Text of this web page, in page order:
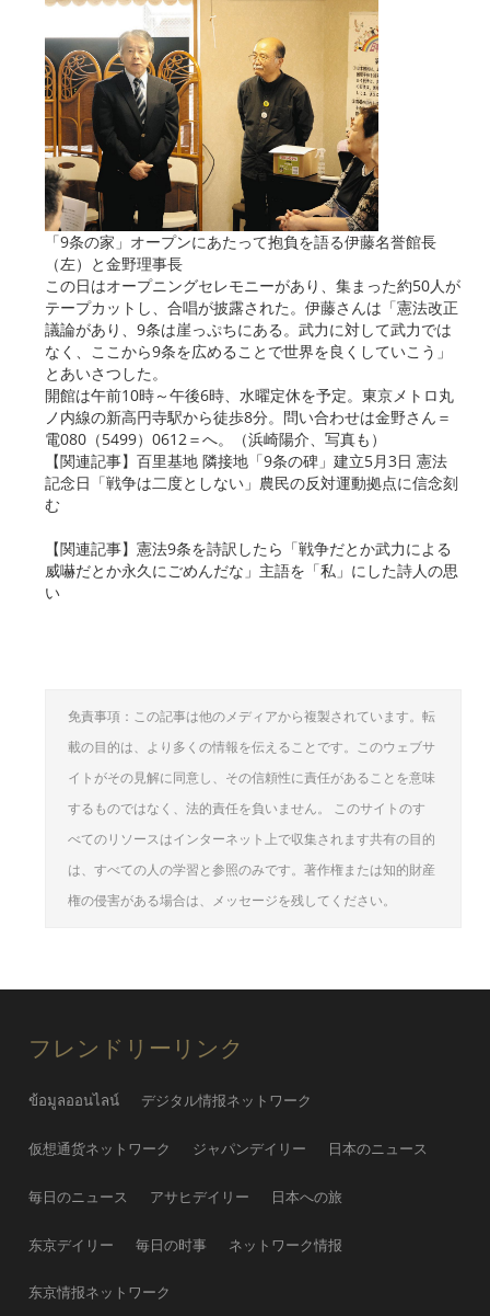
「9条の家」オープンにあたって抱負を語る伊藤名誉館長
（左）と金野理事長
この日はオープニングセレモニーがあり、集まった約50人が
テープカットし、合唱が披露された。伊藤さんは「憲法改正
議論があり、9条は崖っぷちにある。武力に対して武力では
なく、ここから9条を広めることで世界を良くしていこう」
とあいさつした。
開館は午前10時～午後6時、水曜定休を予定。東京メトロ丸
ノ内線の新高円寺駅から徒歩8分。問い合わせは金野さん＝
電080（5499）0612＝へ。（浜崎陽介、写真も）
【関連記事】百里基地 隣接地「9条の碑」建立5月3日 憲法
記念日「戦争は二度としない」農民の反対運動拠点に信念刻
む
【関連記事】憲法9条を詩訳したら「戦争だとか武力による
威嚇だとか永久にごめんだな」主語を「私」にした詩人の思
い
免責事項：この記事は他のメディアから複製されています。転
載の目的は、より多くの情報を伝えることです。このウェブサ
イトがその見解に同意し、その信頼性に責任があることを意味
するものではなく、法的責任を負いません。 このサイトのす
べてのリソースはインターネット上で収集されます共有の目的
は、すべての人の学習と参照のみです。著作権または知的財産
権の侵害がある場合は、メッセージを残してください。
フレンドリーリンク
ข้อมูลออนไลน์ デジタル情报ネットワーク
仮想通货ネットワーク ジャパンデイリー 日本のニュース
毎日のニュース アサヒデイリー 日本への旅
东京デイリー 毎日の时事 ネットワーク情报
东京情报ネットワーク